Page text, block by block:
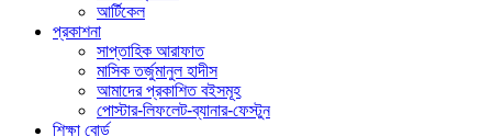
আর্টিকেল
প্রকাশনা
সাপ্তাহিক আরাফাত
মাসিক তর্জুমানুল হাদীস
আমাদের প্রকাশিত বইসমূহ
পোস্টার-লিফলেট-ব্যানার-ফেস্টুন
শিক্ষা বোর্ড